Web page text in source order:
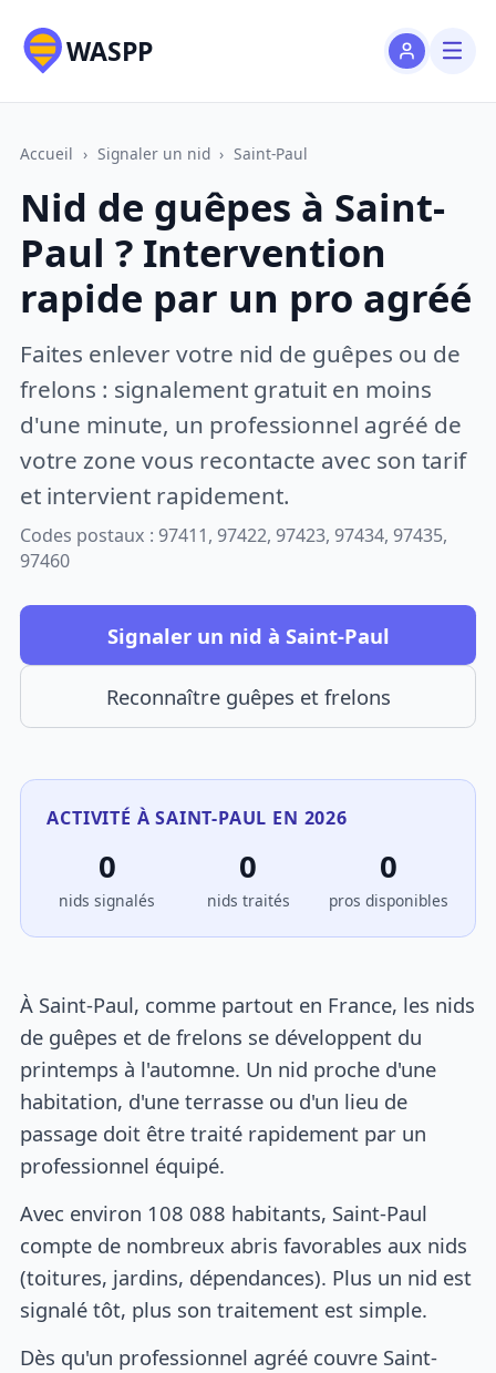
WASPP
Accueil › Signaler un nid › Saint-Paul
Nid de guêpes à Saint-
Paul ? Intervention
rapide par un pro agréé
Faites enlever votre nid de guêpes ou de
frelons : signalement gratuit en moins
d'une minute, un professionnel agréé de
votre zone vous recontacte avec son tarif
et intervient rapidement.
Codes postaux : 97411, 97422, 97423, 97434, 97435,
97460
Signaler un nid à Saint-Paul
Reconnaître guêpes et frelons
ACTIVITÉ À SAINT-PAUL EN 2026
0
nids signalés
0
nids traités
0
pros disponibles
À Saint-Paul, comme partout en France, les nids
de guêpes et de frelons se développent du
printemps à l'automne. Un nid proche d'une
habitation, d'une terrasse ou d'un lieu de
passage doit être traité rapidement par un
professionnel équipé.
Avec environ 108 088 habitants, Saint-Paul
compte de nombreux abris favorables aux nids
(toitures, jardins, dépendances). Plus un nid est
signalé tôt, plus son traitement est simple.
Dès qu'un professionnel agréé couvre Saint-